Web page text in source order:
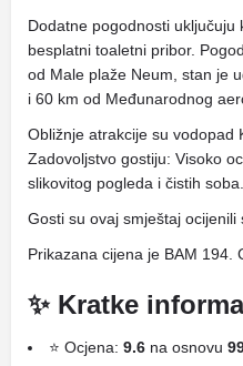
Dodatne pogodnosti uključuju
besplatni toaletni pribor.
od Male plaže Neum, stan je
i 60 km od Međunarodnog
Obližnje atrakcije su vodopad
Zadovoljstvo gostiju: Visoko
slikovitog pogleda i čistih soba.
Gosti su ovaj smještaj ocijenili
Prikazana cijena je BAM 194.
✨ Kratke
⭐ Ocjena: 9.6 na osnovu